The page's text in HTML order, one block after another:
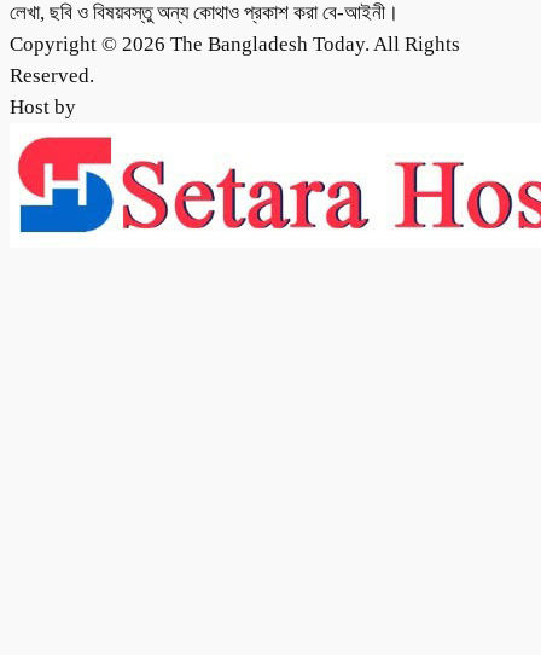
লেখা, ছবি ও বিষয়বস্তু অন্য কোথাও প্রকাশ করা বে-আইনী।
Copyright © 2026 The Bangladesh Today. All Rights
Reserved.
Host by